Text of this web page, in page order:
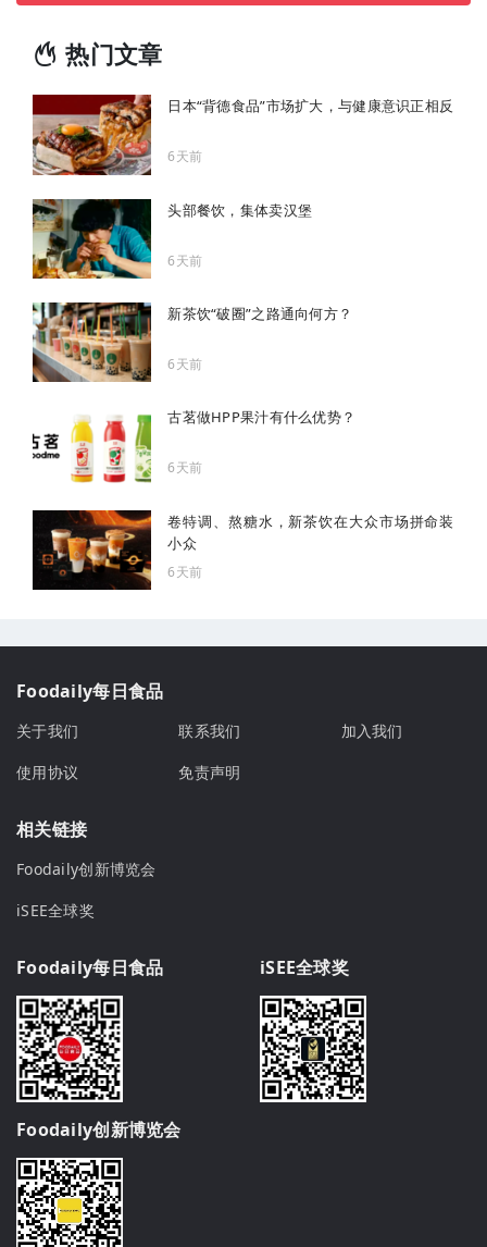
热门文章
日本“背德食品”市场扩大，与健康意识正相反
6天前
头部餐饮，集体卖汉堡
6天前
新茶饮“破圈”之路通向何方？
6天前
古茗做HPP果汁有什么优势？
6天前
卷特调、熬糖水，新茶饮在大众市场拼命装
小众
6天前
Foodaily每日食品
关于我们 联系我们
加入我们
使用协议
免责声明
相关链接
Foodaily创新博览会
iSEE全球奖
Foodaily每日食品 iSEE全球奖
Foodaily创新博览会